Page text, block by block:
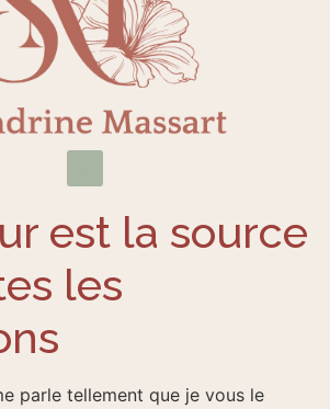
est la source
les
parle tellement que je vous le